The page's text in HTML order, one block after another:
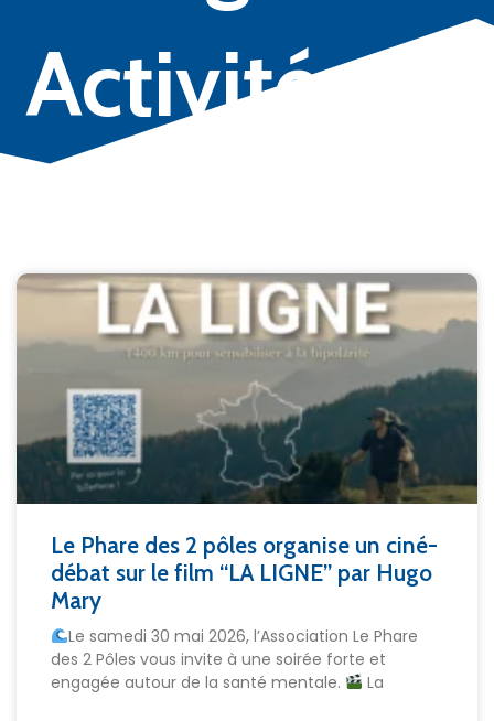
Activités
Le Phare des 2 pôles organise un ciné-
débat sur le film “LA LIGNE” par Hugo
Mary
Le samedi 30 mai 2026, l’Association Le Phare
des 2 Pôles vous invite à une soirée forte et
engagée autour de la santé mentale.
La